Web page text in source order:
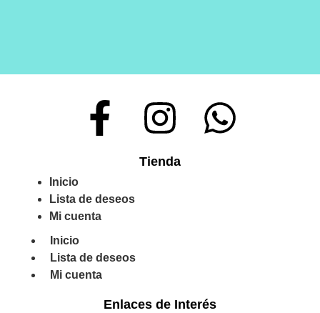
Tienda
Inicio
Lista de deseos
Mi cuenta
Inicio
Lista de deseos
Mi cuenta
Enlaces de Interés